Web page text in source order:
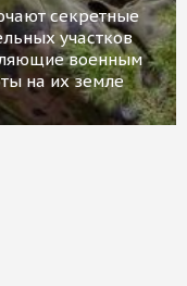
секретные
участков
военным
на их земле